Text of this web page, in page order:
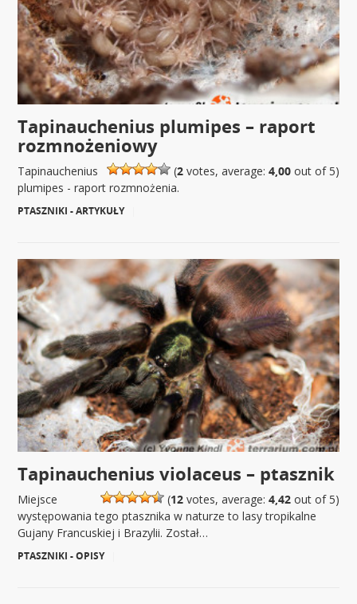
Tapinauchenius plumipes – raport
rozmnożeniowy
(2votes, average: 4,00out of 5)
Tapinauchenius
plumipes - raport rozmnożenia.
PTASZNIKI - ARTYKUŁY
Tapinauchenius violaceus – ptasznik
(12votes, average: 4,42out of 5)
Miejsce
występowania tego ptasznika w naturze to lasy tropikalne
Gujany Francuskiej i Brazylii. Został…
PTASZNIKI - OPISY